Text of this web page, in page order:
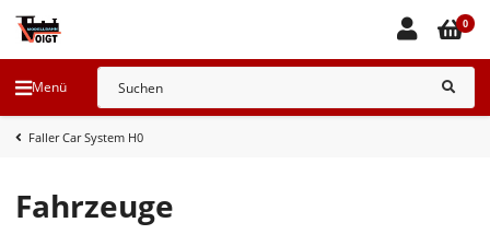
Menü
0
Faller Car System H0
Fahrzeuge